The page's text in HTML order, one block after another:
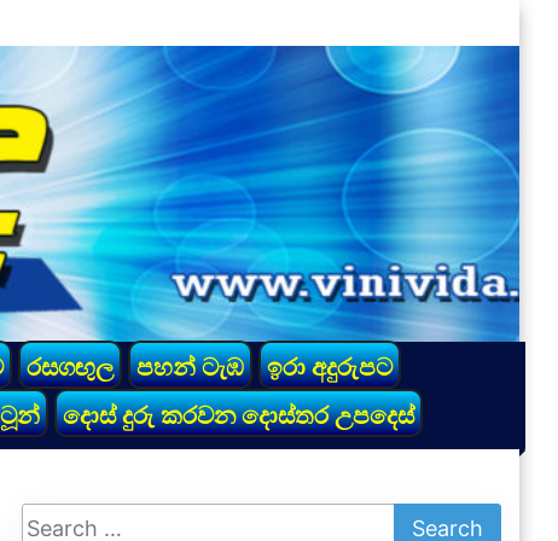
රසගඟුල පහන් ටැඹ
ඉරා අදුරුපට
දොස් දුරු කරවන දොස්තර උපදෙස්